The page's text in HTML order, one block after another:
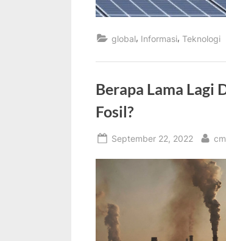
global, Informasi, Teknologi
Berapa Lama Lagi
Fosil?
Posted
September 22, 2022 By